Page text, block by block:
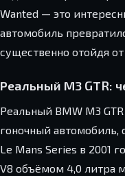
Wanted — это
автомобиль
существенно отойдя
Реальный M3 GTR:
Реальный BMW M3
гоночный автомобиль,
Le Mans Series в 2001
V8 объёмом 4,0 литра